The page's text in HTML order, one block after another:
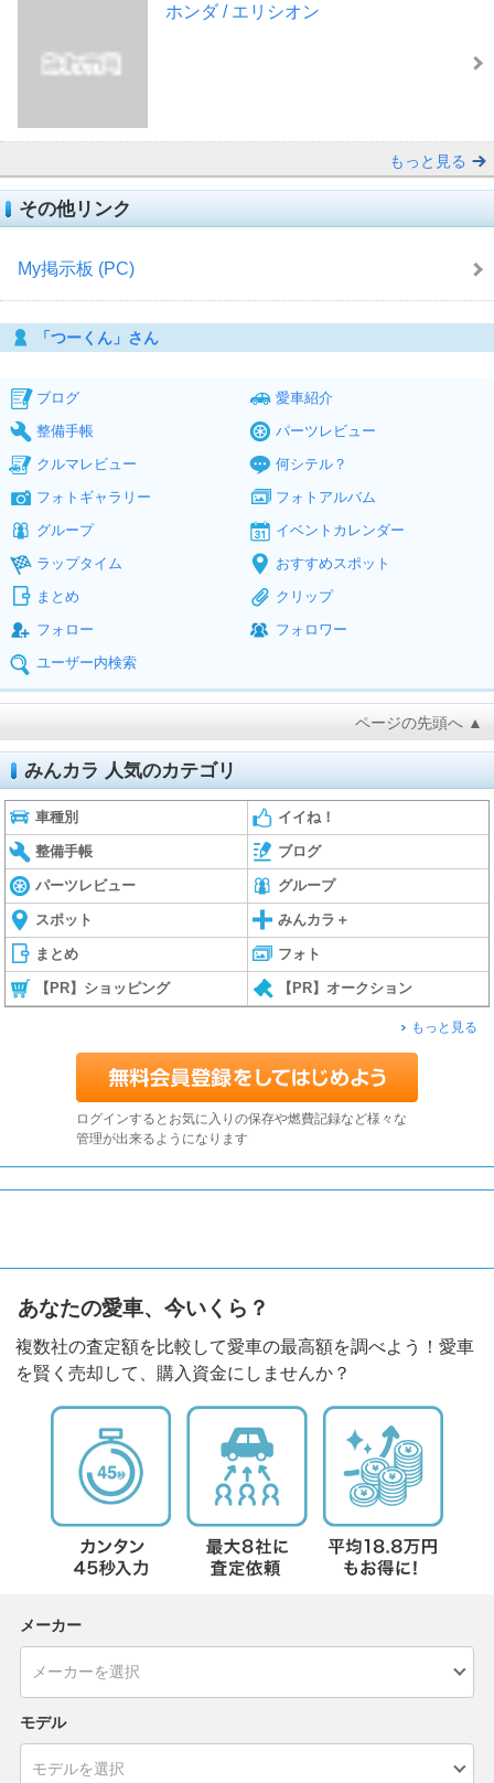
ホンダ / エリシオン
もっと見る
その他リンク
My掲示板 (PC)
「つーくん」さん
ブログ
愛車紹介
整備手帳
パーツレビュー
クルマレビュー
何シテル？
フォトギャラリー
フォトアルバム
グループ
イベントカレンダー
ラップタイム
おすすめスポット
まとめ
クリップ
フォロー
フォロワー
ユーザー内検索
ページの先頭へ ▲
みんカラ 人気のカテゴリ
車種別 イイね！
整備手帳 ブログ
パーツレビュー グループ
スポット みんカラ＋
まとめ フォト
【PR】ショッピング 【PR】オークション
もっと見る
ログインするとお気に入りの保存や燃費記録など様々な
管理が出来るようになります
あなたの愛車、今いくら？
複数社の査定額を比較して愛車の最高額を調べよう！愛車
を賢く売却して、購入資金にしませんか？
メーカー
モデル